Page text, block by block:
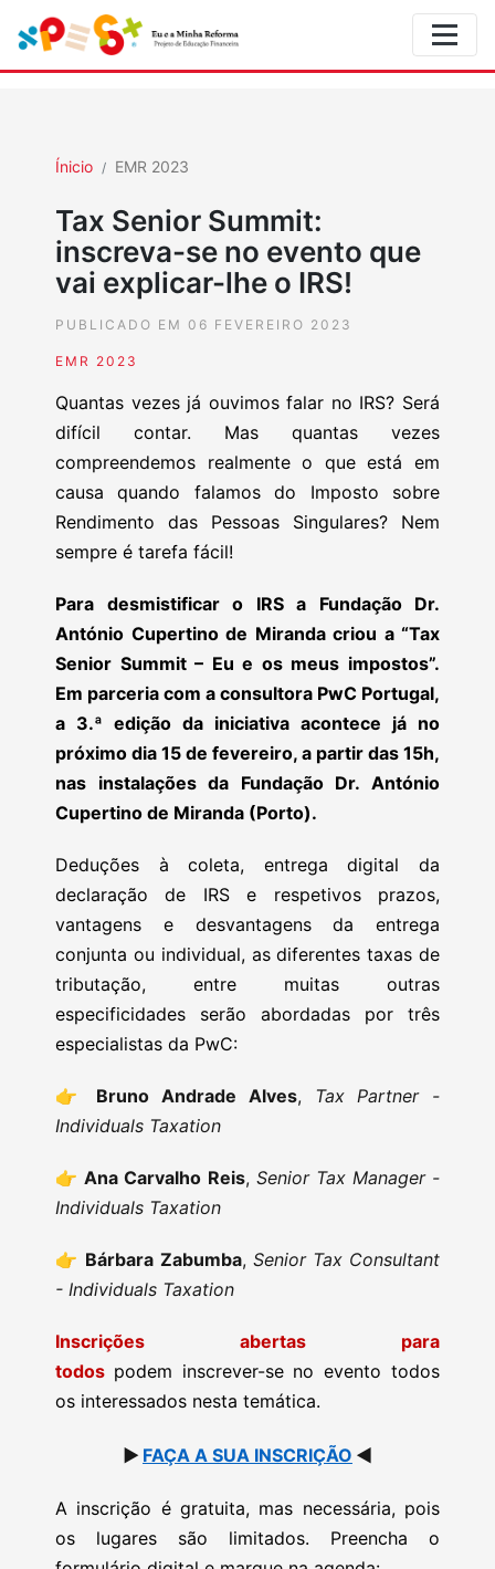
Ínicio EMR 2023
Tax Senior Summit:
inscreva-se no evento que
vai explicar-lhe o IRS!
PUBLICADO EM 06 FEVEREIRO 2023
EMR 2023
Quantas vezes já ouvimos falar no IRS? Será
difícil contar. Mas quantas vezes
compreendemos realmente o que está em
causa quando falamos do Imposto sobre
Rendimento das Pessoas Singulares? Nem
sempre é tarefa fácil!
Para desmistificar o IRS a Fundação Dr.
António Cupertino de Miranda criou a “Tax
Senior Summit – Eu e os meus impostos”.
Em parceria com a consultora PwC Portugal,
a 3.ª edição da iniciativa acontece já no
próximo dia 15 de fevereiro, a partir das 15h,
nas instalações da Fundação Dr. António
Cupertino de Miranda (Porto).
Deduções à coleta, entrega digital da
declaração de IRS e respetivos prazos,
vantagens e desvantagens da entrega
conjunta ou individual, as diferentes taxas de
tributação, entre muitas outras
especificidades serão abordadas por três
especialistas da PwC:
👉 Bruno Andrade Alves, Tax Partner -
Individuals Taxation
👉 Ana Carvalho Reis, Senior Tax Manager -
Individuals Taxation
👉 Bárbara Zabumba, Senior Tax Consultant
- Individuals Taxation
Inscrições abertas para
todos podem inscrever-se no evento todos
os interessados nesta temática.
▶️ FAÇA A SUA INSCRIÇÃO ◀️
A inscrição é gratuita, mas necessária, pois
os lugares são limitados. Preencha o